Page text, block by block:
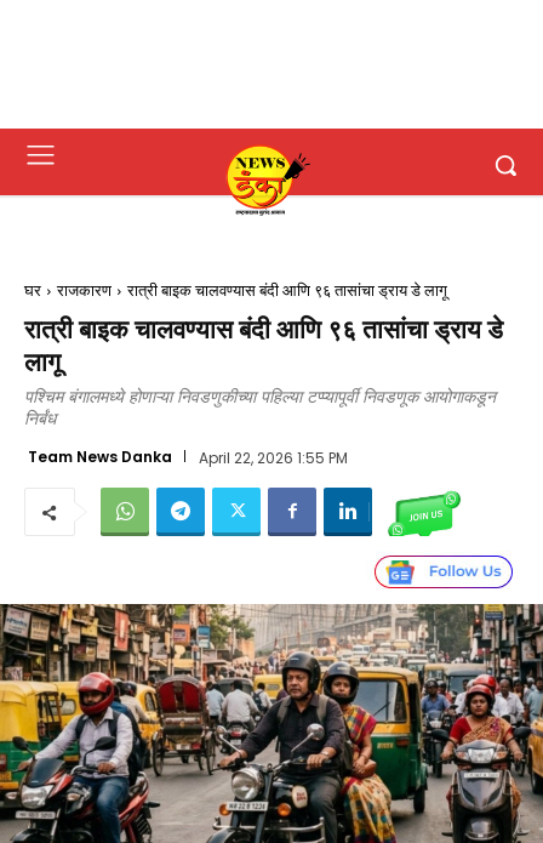
घर राजकारण रात्री बाइक चालवण्यास बंदी आणि ९६ तासांचा ड्राय डे लागू
रात्री बाइक चालवण्यास बंदी आणि ९६ तासांचा ड्राय डे
लागू
पश्चिम बंगालमध्ये होणाऱ्या निवडणुकीच्या पहिल्या टप्प्यापूर्वी निवडणूक आयोगाकडून
निर्बंध
Team News Danka April 22, 2026 1:55 PM